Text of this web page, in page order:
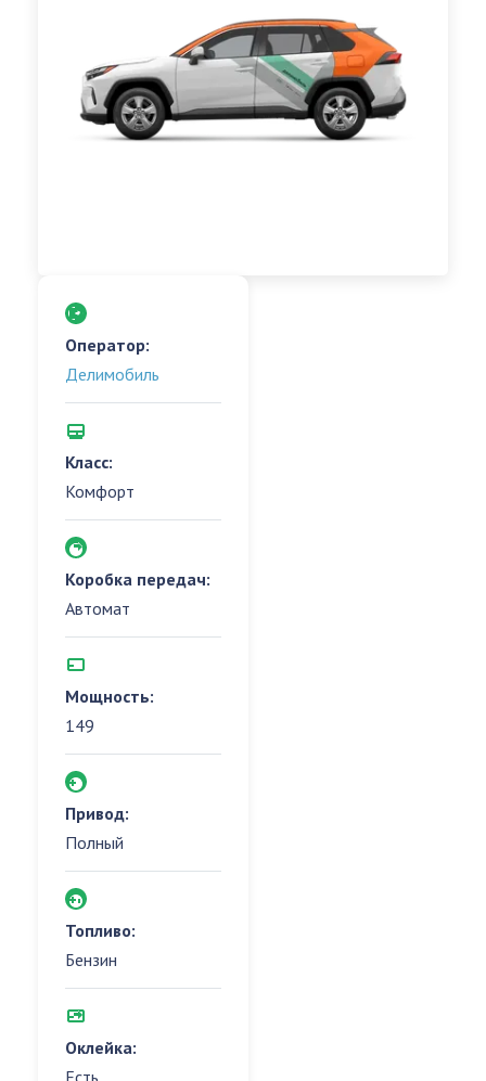
Оператор:
Делимобиль
Класс:
Комфорт
Коробка передач:
Автомат
Мощность:
149
Привод:
Полный
Топливо:
Бензин
Оклейка:
Есть